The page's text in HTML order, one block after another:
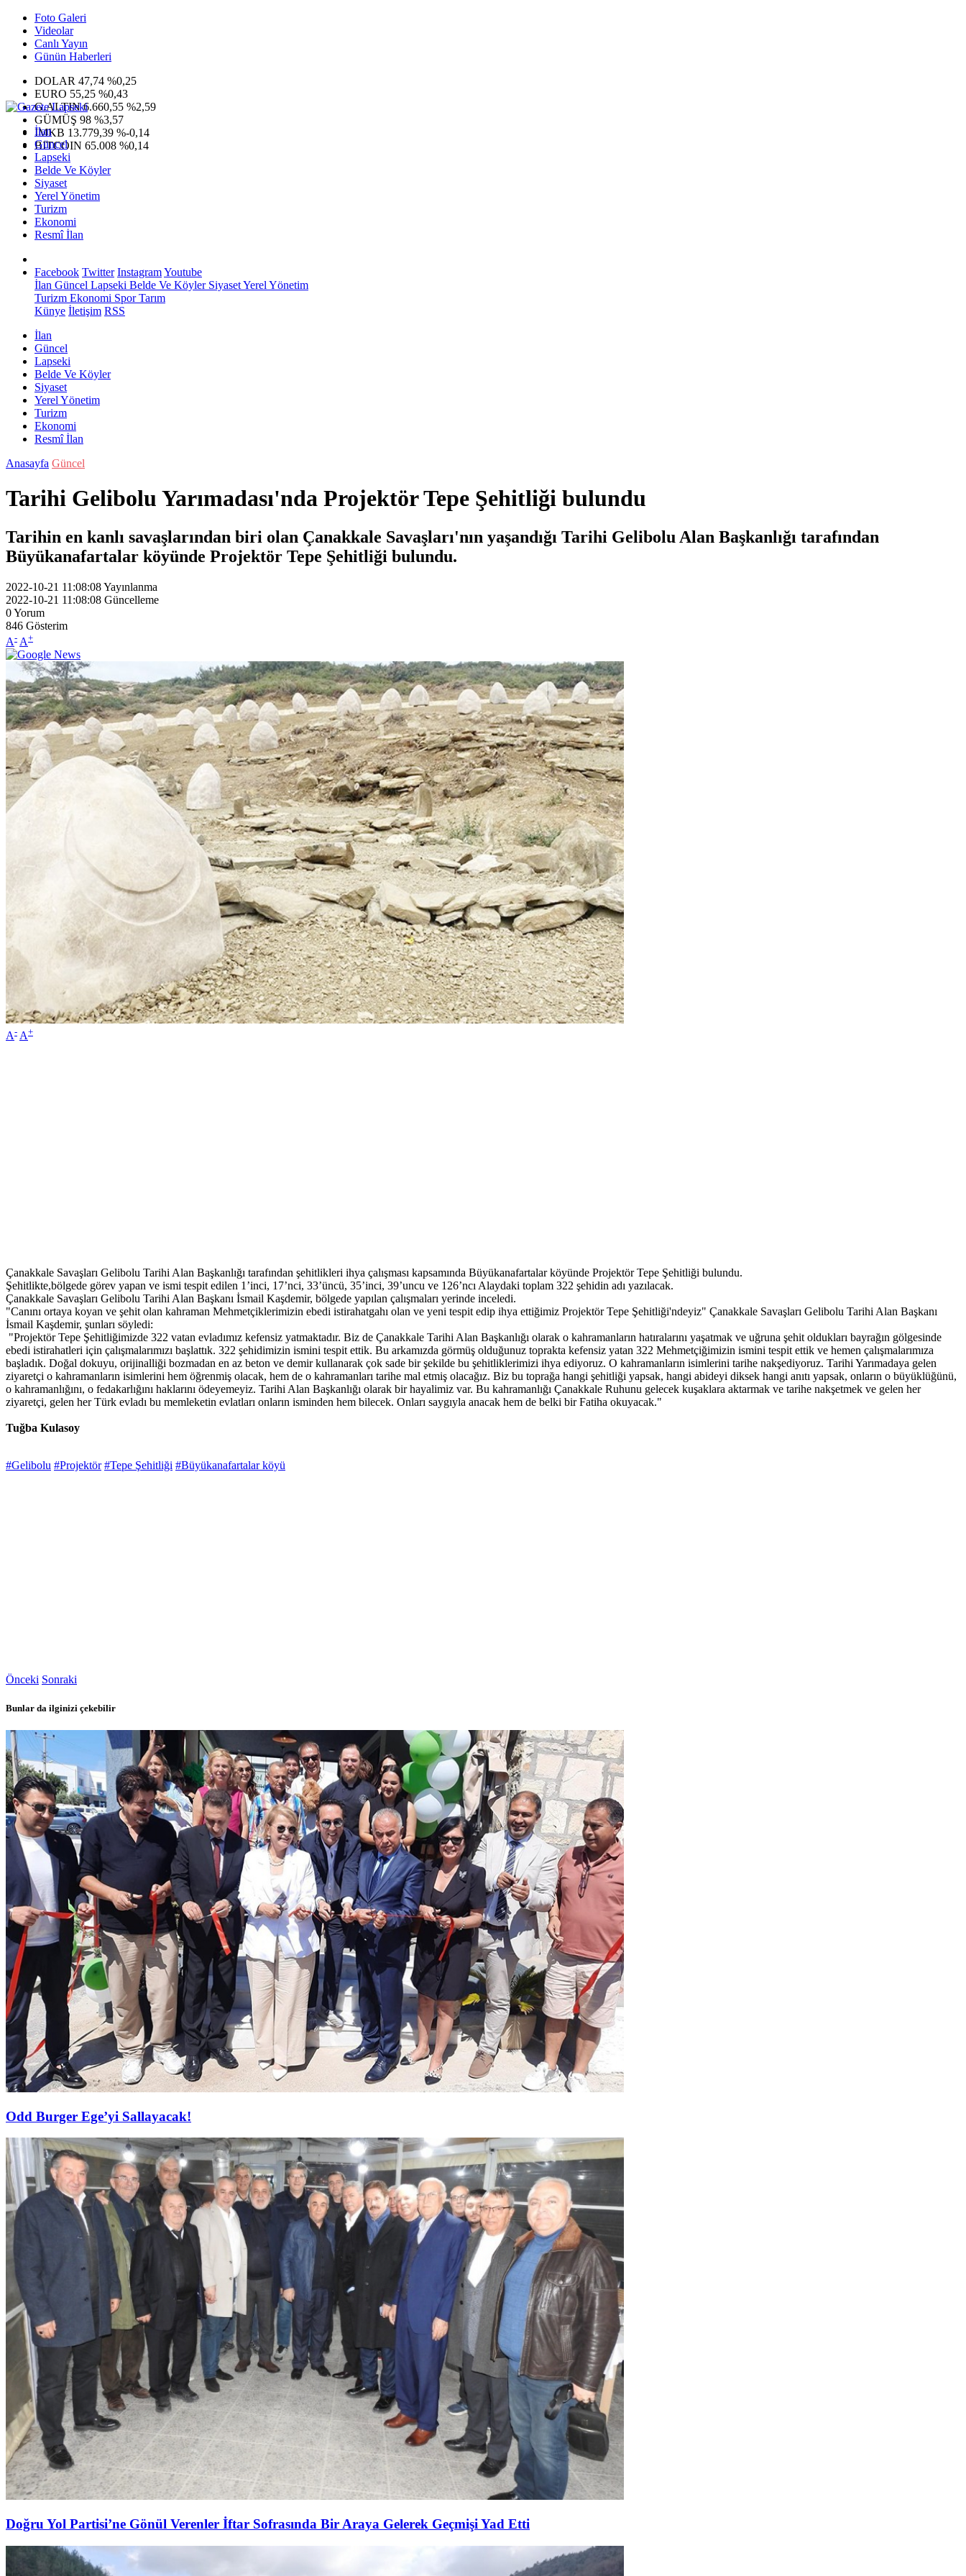
Foto Galeri
Videolar
Canlı Yayın
Günün Haberleri
DOLAR 47,74 %0,25
EURO 55,25 %0,43
G.ALTIN6.660,55 %2,59
GÜMÜŞ 98 %3,57
IMKB 13.779,39 %-0,14
BITCOIN 65.008 %0,14
İlan
Güncel
Lapseki
Belde Ve Köyler
Siyaset
Yerel Yönetim
Turizm
Ekonomi
Resmî İlan
Facebook Twitter InstagramYoutube
İlan Güncel Lapseki Belde Ve KöylerSiyasetYerel Yönetim
Turizm Ekonomi SporTarım
Künye İletişim RSS
İlan
Güncel
Lapseki
Belde Ve Köyler
Siyaset
Yerel Yönetim
Turizm
Ekonomi
Resmî İlan
Anasayfa Güncel
Tarihi Gelibolu Yarımadası'nda Projektör Tepe Şehitliği bulundu
Tarihin en kanlı savaşlarından biri olan Çanakkale Savaşları'nın yaşandığı Tarihi Gelibolu Alan Başkanlığı tarafından
Büyükanafartalar köyünde Projektör Tepe Şehitliği bulundu.
2022-10-21 11:08:08Yayınlanma
2022-10-21 11:08:08 Güncelleme
0Yorum
846 Gösterim
A- A+
A- A+
Çanakkale Savaşları Gelibolu Tarihi Alan Başkanlığı tarafından şehitlikleri ihya çalışması kapsamında Büyükanafartalar köyünde Projektör Tepe Şehitliği bulundu.
Şehitlikte,bölgede görev yapan ve ismi tespit edilen 1’inci, 17’nci, 33’üncü, 35’inci, 39’uncu ve 126’ncı Alaydaki toplam 322 şehidin adı yazılacak.
Çanakkale Savaşları Gelibolu Tarihi Alan Başkanı İsmail Kaşdemir, bölgede yapılan çalışmaları yerinde inceledi.
"Canını ortaya koyan ve şehit olan kahraman Mehmetçiklerimizin ebedi istirahatgahı olan ve yeni tespit edip ihya ettiğimiz Projektör Tepe Şehitliği'ndeyiz" Çanakkale Savaşları Gelibolu Tarihi Alan Başkanı
İsmail Kaşdemir, şunları söyledi:
"Projektör Tepe Şehitliğimizde 322 vatan evladımız kefensiz yatmaktadır. Biz de Çanakkale Tarihi Alan Başkanlığı olarak o kahramanların hatıralarını yaşatmak ve uğruna şehit oldukları bayrağın gölgesinde
ebedi istirahatleri için çalışmalarımızı başlattık. 322 şehidimizin ismini tespit ettik. Bu arkamızda görmüş olduğunuz toprakta kefensiz yatan 322 Mehmetçiğimizin ismini tespit ettik ve hemen çalışmalarımıza
başladık. Doğal dokuyu, orijinalliği bozmadan en az beton ve demir kullanarak çok sade bir şekilde bu şehitliklerimizi ihya ediyoruz. O kahramanların isimlerini tarihe nakşediyoruz. Tarihi Yarımadaya gelen
ziyaretçi o kahramanların isimlerini hem öğrenmiş olacak, hem de o kahramanları tarihe mal etmiş olacağız. Biz bu toprağa hangi şehitliği yapsak, hangi abideyi diksek hangi anıtı yapsak, onların o büyüklüğünü,
o kahramanlığını, o fedakarlığını haklarını ödeyemeyiz. Tarihi Alan Başkanlığı olarak bir hayalimiz var. Bu kahramanlığı Çanakkale Ruhunu gelecek kuşaklara aktarmak ve tarihe nakşetmek ve gelen her
ziyaretçi, gelen her Türk evladı bu memleketin evlatları onların isminden hem bilecek. Onları saygıyla anacak hem de belki bir Fatiha okuyacak."
Tuğba Kulasoy
#Gelibolu #Projektör #Tepe Şehitliği #Büyükanafartalar köyü
Önceki Sonraki
Bunlar da ilginizi çekebilir
Odd Burger Ege’yi Sallayacak!
Doğru Yol Partisi’ne Gönül Verenler İftar Sofrasında Bir Araya Gelerek Geçmişi Yad Etti